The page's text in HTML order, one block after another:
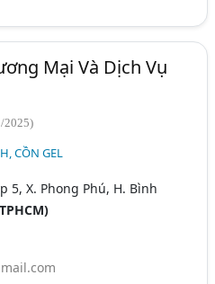
Mại Và Dịch Vụ
2025)
CỒN GEL
5, X. Phong Phú, H. Bình